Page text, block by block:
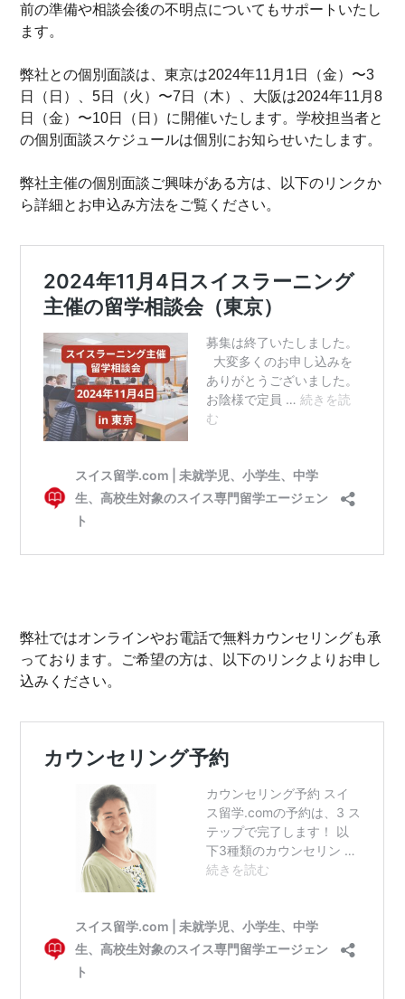
前の準備や相談会後の不明点についてもサポートいたし
ます。
弊社との個別面談は、東京は2024年11月1日（金）〜3
日（日）、5日（火）〜7日（木）、大阪は2024年11月8
日（金）〜10日（日）に開催いたします。学校担当者と
の個別面談スケジュールは個別にお知らせいたします。
弊社主催の個別面談ご興味がある方は、以下のリンクか
ら詳細とお申込み方法をご覧ください。
弊社ではオンラインやお電話で無料カウンセリングも承
っております。ご希望の方は、以下のリンクよりお申し
込みください。